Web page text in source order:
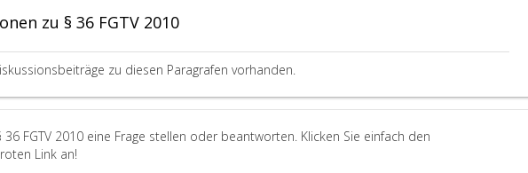
zu § 36 FGTV 2010
zu diesen Paragrafen vorhanden.
36 FGTV 2010 eine Frage stellen oder beantworten. Klicken Sie einfach den
Link an!